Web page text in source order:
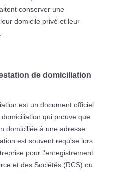
conserver une
domicile privé et leur
de domiciliation
est un document officiel
qui prouve que
domiciliée à une adresse
est souvent requise lors
pour l'enregistrement
et des Sociétés (RCS) ou